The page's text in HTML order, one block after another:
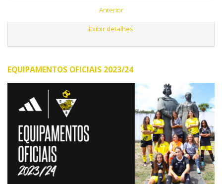
Anterior
Exibir detalhes
EQUIPAMENTOS OFICIAIS 2023/24